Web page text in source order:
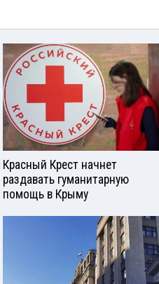
Красный Крест начнет
раздавать гуманитарную
помощь в Крыму